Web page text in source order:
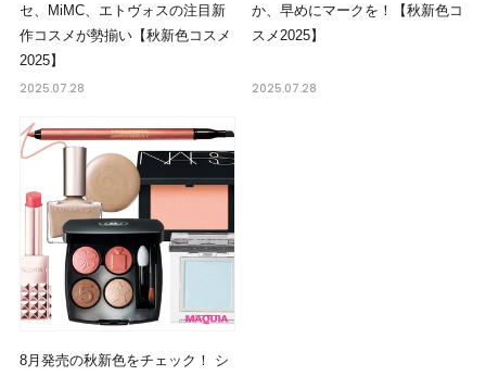
セ、MiMC、エトヴォスの注目新
作コスメが勢揃い【秋新色コスメ
2025】
2025.07.28
か、早めにマークを！【秋新色コ
スメ2025】
2025.07.28
8月発売の秋新色をチェック！ シ